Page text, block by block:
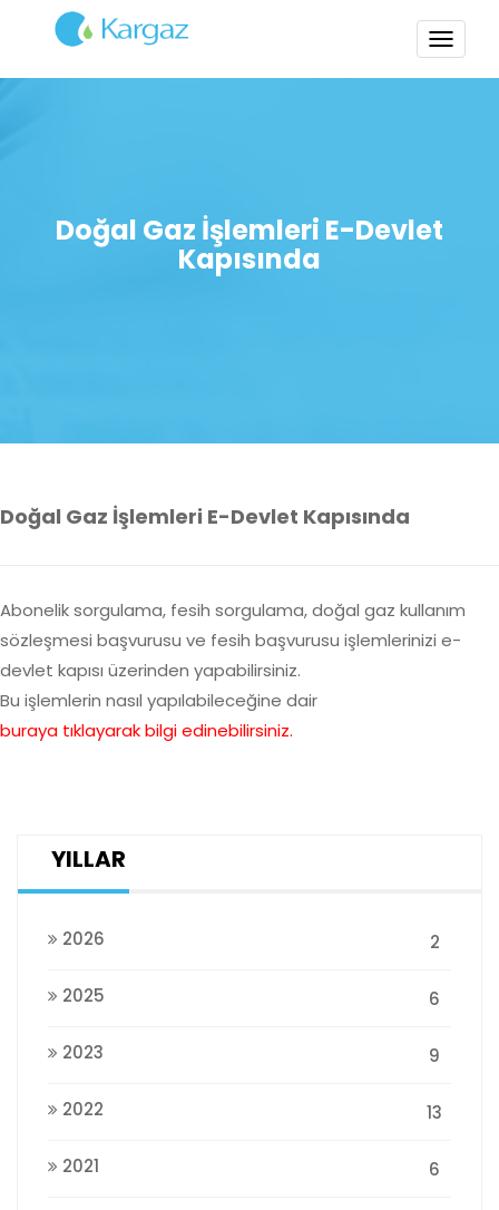
Doğal Gaz İşlemleri E-Devlet
Kapısında
Doğal Gaz İşlemleri E-Devlet Kapısında
Abonelik sorgulama, fesih sorgulama, doğal gaz kullanım
sözleşmesi başvurusu ve fesih başvurusu işlemlerinizi e-
devlet kapısı üzerinden yapabilirsiniz.
Bu işlemlerin nasıl yapılabileceğine dair
buraya tıklayarak bilgi edinebilirsiniz.
YILLAR
2026 2
2025 6
2023 9
2022 13
2021 6